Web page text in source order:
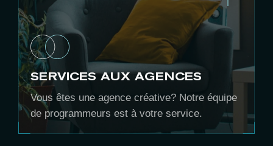
SERVICES AUX AGENCES
Vous êtes une agence créative? Notre équipe
de programmeurs est à votre service.